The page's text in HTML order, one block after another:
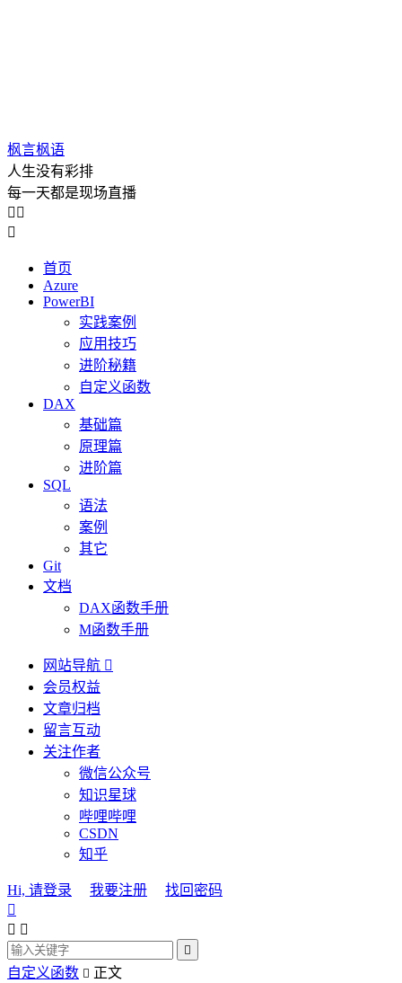
枫言枫语
人生没有彩排
每一天都是现场直播
 

首页
Azure
PowerBI
实践案例
应用技巧
进阶秘籍
自定义函数
DAX
基础篇
原理篇
进阶篇
SQL
语法
案例
其它
Git
文档
DAX函数手册
M函数手册
网站导航 
会员权益
文章归档
留言互动
关注作者
微信公众号
知识星球
哔哩哔哩
CSDN
知乎
Hi, 请登录 我要注册
找回密码

 

自定义函数  正文